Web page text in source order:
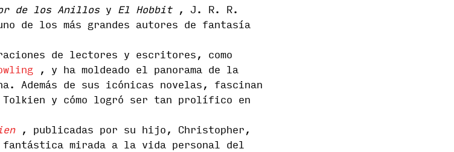
de los Anillosy El Hobbit, J. R. R.
de los más grandes autores de fantasía
de lectores y escritores, como
, y ha moldeado el panorama de la
Además de sus icónicas novelas, fascinan
y cómo logró ser tan prolífico en
, publicadas por su hijo, Christopher,
fantástica mirada a la vida personal del